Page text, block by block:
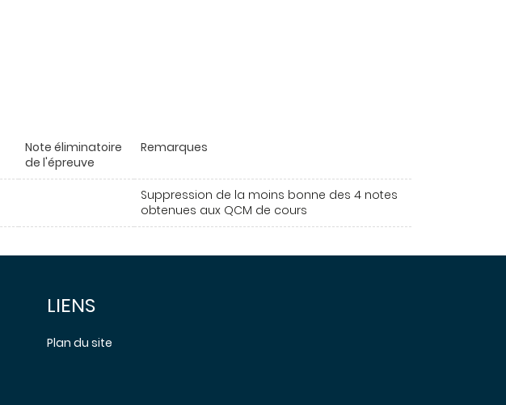
Note éliminatoire
de l'épreuve
Remarques
Suppression de la moins bonne des 4 notes
obtenues aux QCM de cours
LIENS
Plan du site